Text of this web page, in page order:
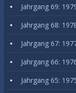
Jahrgang 69:
Jahrgang 68:
Jahrgang 67:
Jahrgang 66:
Jahrgang 65: